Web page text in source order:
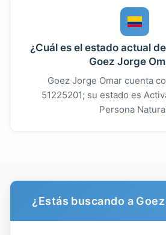
¿Cuál es el estado actual
Goez Jorge
Goez Jorge Omar cuenta
51225201; su estado es
Persona
¿Estás buscando a